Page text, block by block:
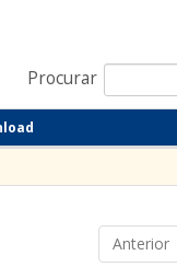
Procurar
Anterior